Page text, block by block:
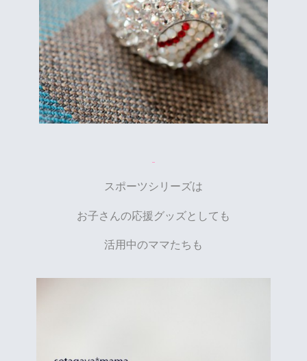
スポーツシリーズは
お子さんの応援グッズとしても
活用中のママたちも